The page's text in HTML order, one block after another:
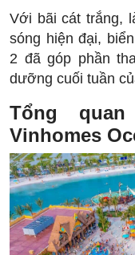
Với bãi cát trắng,
sóng hiện đại,
2 đã góp phần
dưỡng cuối tuần
Tổng
Vinhomes